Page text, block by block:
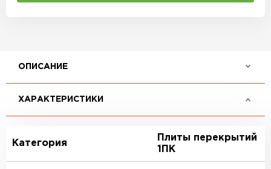
ОПИСАНИЕ
ХАРАКТЕРИСТИКИ
Категория
Плиты перекрытий
1ПК